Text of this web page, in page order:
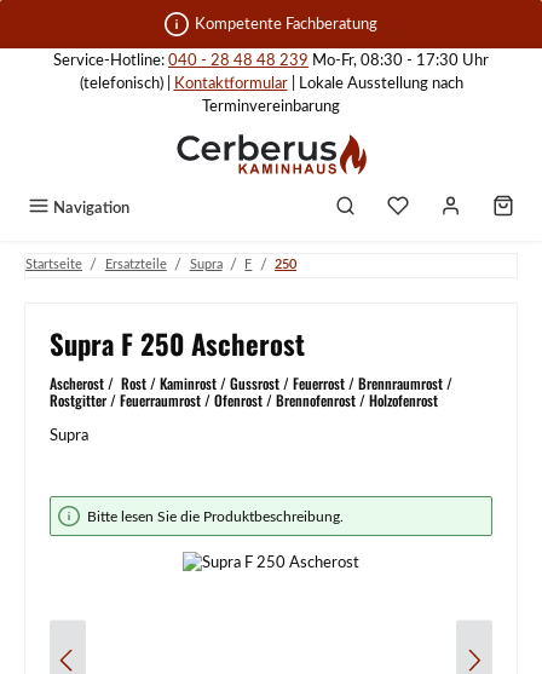
Zum Hauptinhalt springen Kompetente Fachberatung
Service-Hotline: 040 - 28 48 48 239 Mo-Fr, 08:30 - 17:30 Uhr
(telefonisch) |
Kontaktformular| Lokale Ausstellung nach
Terminvereinbarung
Navigation
Startseite / Ersatzteile / Supra / F / 250
Supra F 250 Ascherost
Ascherost / Rost / Kaminrost / Gussrost / Feuerrost / Brennraumrost /
Rostgitter / Feuerraumrost / Ofenrost / Brennofenrost / Holzofenrost
Supra
Bildergalerie überspringen
Bitte lesen Sie die Produktbeschreibung.